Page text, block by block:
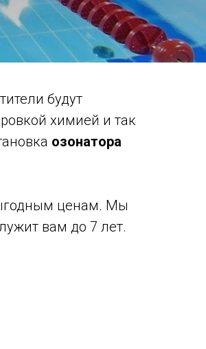
будут
химией и так
озонатора
ценам. Мы
вам до 7 лет.